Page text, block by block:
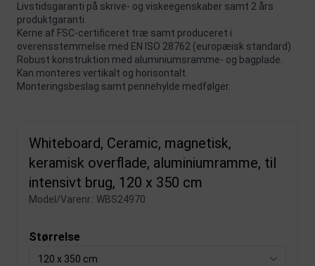
Livstidsgaranti på skrive- og viskeegenskaber samt 2 års
produktgaranti.
Kerne af FSC-certificeret træ samt produceret i
overensstemmelse med EN ISO 28762 (europæisk standard)
Robust konstruktion med aluminiumsramme- og bagplade.
Kan monteres vertikalt og horisontalt.
Monteringsbeslag samt pennehylde medfølger.
Whiteboard, Ceramic, magnetisk,
keramisk overflade, aluminiumramme, til
intensivt brug, 120 x 350 cm
Model/Varenr.: WBS24970
Størrelse
120 x 350 cm